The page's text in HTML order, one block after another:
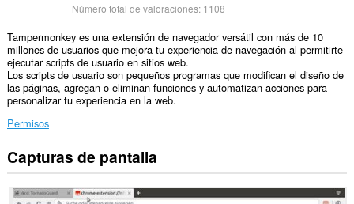
Número total de valoraciones: 1108
Tampermonkey es una extensión de navegador versátil con más de 10
millones de usuarios que mejora tu experiencia de navegación al permitirte
ejecutar scripts de usuario en sitios web.
Los scripts de usuario son pequeños programas que modifican el diseño de
las páginas, agregan o eliminan funciones y automatizan acciones para
personalizar tu experiencia en la web.
Permisos
Esta
extensión
acceder
Capturas de pantalla